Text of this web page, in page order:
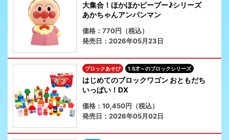
大集合！ほかほかピープー♪シリーズ
あかちゃんアンパンマン
価格：770円（税込）
発売日：2026年05月23日
ブロックあそび 1.5才～のブロックシリーズ
はじめてのブロックワゴン おともだち
いっぱい！DX
価格：10,450円（税込）
発売日：2026年05月02日